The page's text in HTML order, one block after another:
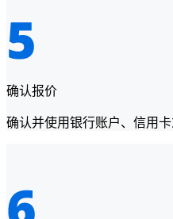
确认报价
确认并使用银行账户、信用卡